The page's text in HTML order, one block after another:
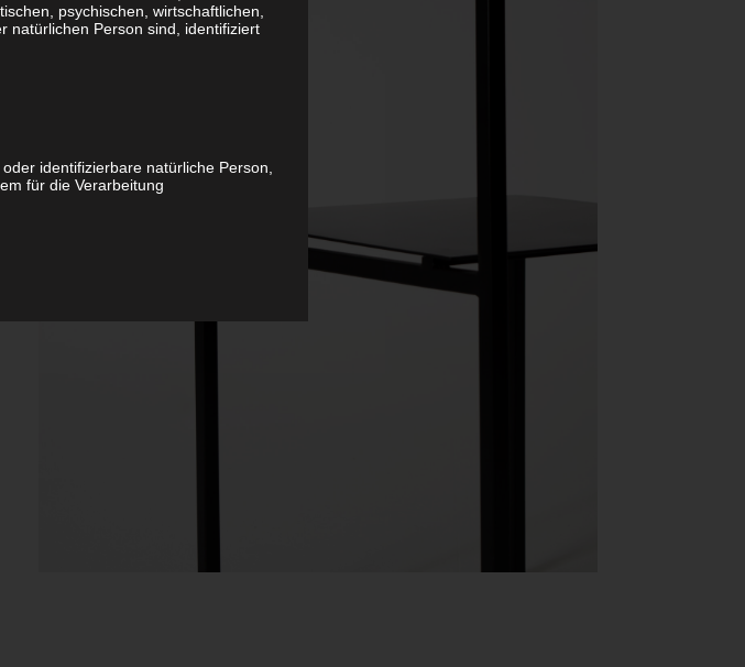
psychischen, wirtschaftlichen,
natürlichen Person sind, identifiziert
identifizierbare natürliche Person,
für die Verarbeitung